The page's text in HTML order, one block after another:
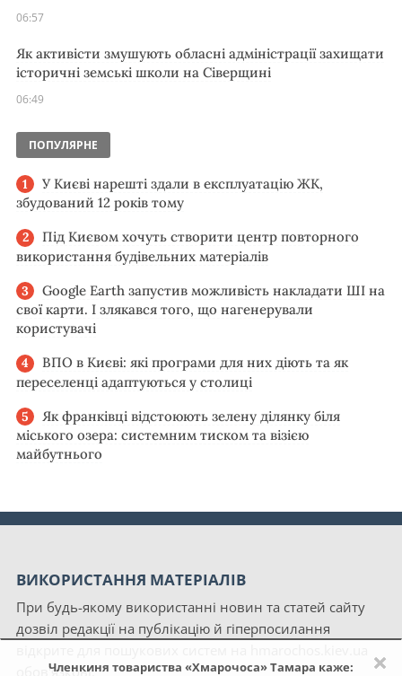
×
Членкиня товариства «Хмарочоса» Тамара каже:
06:57
Як активісти змушують обласні адміністрації захищати
історичні земські школи на Сіверщині
06:49
ПОПУЛЯРНЕ
У Києві нарешті здали в експлуатацію ЖК,
збудований 12 років тому
Під Києвом хочуть створити центр повторного
використання будівельних матеріалів
Google Earth запустив можливість накладати ШІ на
свої карти. І злякався того, що нагенерували
користувачі
ВПО в Києві: які програми для них діють та як
переселенці адаптуються у столиці
Як франківці відстоюють зелену ділянку біля
міського озера: системним тиском та візією
майбутнього
ВИКОРИСТАННЯ МАТЕРІАЛІВ
При будь-якому використанні новин та статей сайту
дозвіл редакції на публікацію й гіперпосилання